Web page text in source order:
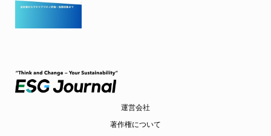
運営会社
著作権について